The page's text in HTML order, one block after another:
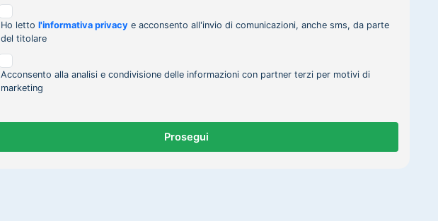
Ho letto l'informativa privacy e acconsento all'invio di comunicazioni, anche sms, da parte
del titolare
Acconsento alla analisi e condivisione delle informazioni con partner terzi per motivi di
marketing